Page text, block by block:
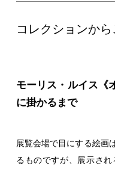
コレクションか
モーリス・ルイス
に掛かるまで
展覧会場で目にする絵画
るものですが、展示さ